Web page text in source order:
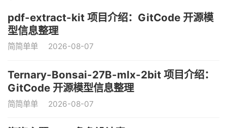
pdf-extract-kit 项目介绍：GitCode 开源模
型信息整理
简简单单 2026-08-07
Ternary-Bonsai-27B-mlx-2bit 项目介绍：
GitCode 开源模型信息整理
简简单单 2026-08-07